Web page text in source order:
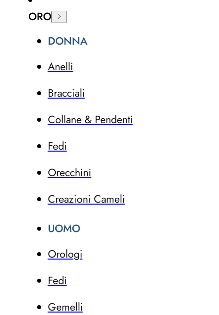
ORO
DONNA
Anelli
Bracciali
Collane & Pendenti
Fedi
Orecchini
Creazioni Cameli
UOMO
Orologi
Fedi
Gemelli